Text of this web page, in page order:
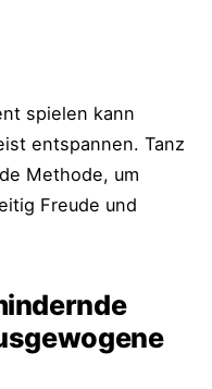
spielen kann
entspannen. Tanz
Methode, um
Freude und